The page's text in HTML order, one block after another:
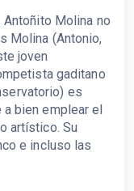
Molina no
Molina (Antonio,
joven
gaditano
es
a bien emplear el
artístico. Su
e incluso las